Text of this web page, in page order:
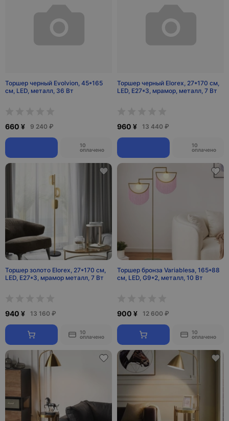
Торшер черный Evolvion, 45*165
см, LED, металл, 36 Вт
660 ¥ 9 240 ₽
10
оплачено
Торшер черный Elorex, 27*170 см,
LED, Е27*3, мрамор, металл, 7 Вт
960 ¥ 13 440 ₽
10
оплачено
Торшер золото Elorex, 27*170 см,
LED, Е27*3, мрамор металл, 7 Вт
940 ¥ 13 160 ₽
10
оплачено
Торшер бронза Variablesa, 165*88
см, LED, G9*2, металл, 10 Вт
900 ¥ 12 600 ₽
10
оплачено